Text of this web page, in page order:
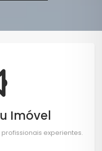
Imóvel
experientes.